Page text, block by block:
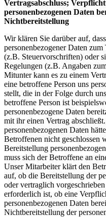
Vertragsabschluss;
personenbezogenen Daten
Nichtbereitstellung
Wir klären Sie darüber auf,
personenbezogener Daten
(z.B. Steuervorschriften) oder
Regelungen (z.B. Angaben
Mitunter kann es zu einem
eine betroffene Person uns
stellt, die in der Folge durch
betroffene Person ist
personenbezogene Daten
mit ihr einen Vertrag
personenbezogenen Daten
Betroffenen nicht geschlossen
Bereitstellung
muss sich der Betroffene an
Unser Mitarbeiter klärt den
auf, ob die Bereitstellung der
oder vertraglich
erforderlich ist, ob eine
personenbezogenen Daten
Nichtbereitstellung der